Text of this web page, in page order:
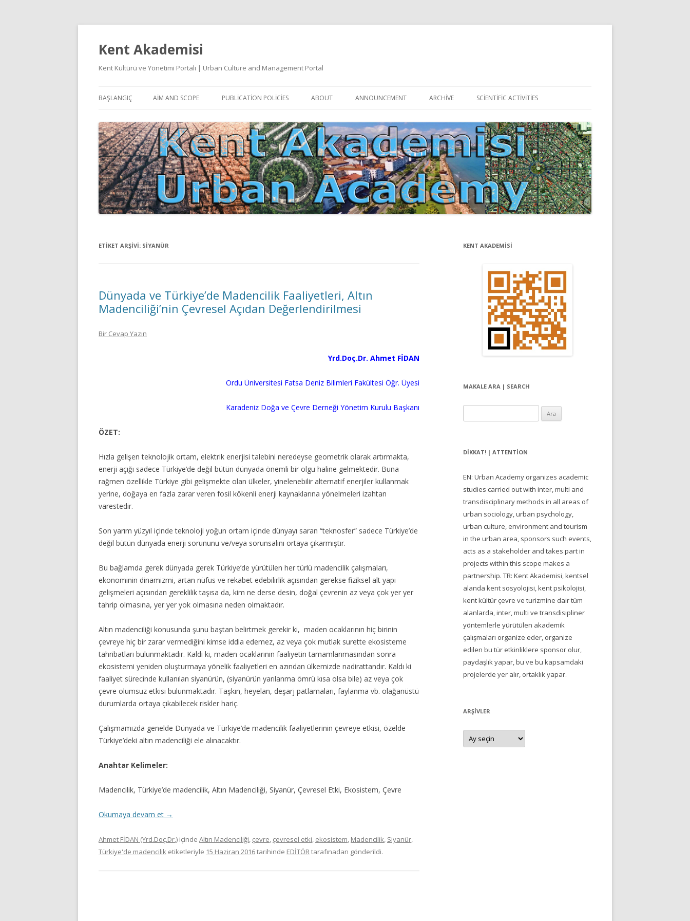
Kent Akademisi
Kent Kültürü ve Yönetimi Portalı | Urban Culture and Management Portal
atla
BAŞLANGIÇ AIM AND SCOPE PUBLICATION POLICIES
DOCUMENTATION
YAZIM KURALLARI
SÜREÇ REHBERI | PROCESS GUIDE
ETIK İLKELER | ETHICAL RULES
ABOUT
EDITORIAL BOARD
ETIK KURUL | ETHICAL BOARDS
İNDEKSLER
JOURNAL HISTORY | DERGI
TARIHÇESI
E-POSTA OKUMA | USER MAIL
REKLAM TARIFESI |
ANNOUNCEMENT ARCHIVE SCIENTIFIC ACTIVITIES
ETIKET ARŞIVI: SIYANÜR
Dünyada ve Türkiye’de Madencilik Faaliyetleri, Altın
Madenciliği’nin Çevresel Açıdan Değerlendirilmesi
Bir Cevap Yazın
Yrd.Doç.Dr. Ahmet FİDAN
Ordu Üniversitesi Fatsa Deniz Bilimleri Fakültesi Öğr. Üyesi
Karadeniz Doğa ve Çevre Derneği Yönetim Kurulu Başkanı
ÖZET:
Hızla gelişen teknolojik ortam, elektrik enerjisi talebini neredeyse geometrik olarak artırmakta,
enerji açığı sadece Türkiye’de değil bütün dünyada önemli bir olgu haline gelmektedir. Buna
rağmen özellikle Türkiye gibi gelişmekte olan ülkeler, yinelenebilir alternatif enerjiler kullanmak
yerine, doğaya en fazla zarar veren fosil kökenli enerji kaynaklarına yönelmeleri izahtan
varestedir.
Son yarım yüzyıl içinde teknoloji yoğun ortam içinde dünyayı saran “teknosfer” sadece Türkiye’de
değil bütün dünyada enerji sorununu ve/veya sorunsalını ortaya çıkarmıştır.
Bu bağlamda gerek dünyada gerek Türkiye’de yürütülen her türlü madencilik çalışmaları,
ekonominin dinamizmi, artan nüfus ve rekabet edebilirlik açısından gerekse fiziksel alt yapı
gelişmeleri açısından gereklilik taşısa da, kim ne derse desin, doğal çevrenin az veya çok yer yer
tahrip olmasına, yer yer yok olmasına neden olmaktadır.
Altın madenciliği konusunda şunu baştan belirtmek gerekir ki, maden ocaklarının hiç birinin
çevreye hiç bir zarar vermediğini kimse iddia edemez, az veya çok mutlak surette ekosisteme
tahribatları bulunmaktadır. Kaldı ki, maden ocaklarının faaliyetin tamamlanmasından sonra
ekosistemi yeniden oluşturmaya yönelik faaliyetleri en azından ülkemizde nadirattandır. Kaldı ki
faaliyet sürecinde kullanılan siyanürün, (siyanürün yarılanma ömrü kısa olsa bile) az veya çok
çevre olumsuz etkisi bulunmaktadır. Taşkın, heyelan, deşarj patlamaları, faylanma vb. olağanüstü
durumlarda ortaya çıkabilecek riskler hariç.
Çalışmamızda genelde Dünyada ve Türkiye’de madencilik faaliyetlerinin çevreye etkisi, özelde
Türkiye’deki altın madenciliği ele alınacaktır.
Anahtar Kelimeler:
Madencilik, Türkiye’de madencilik, Altın Madenciliği, Siyanür, Çevresel Etki, Ekosistem, Çevre
Okumaya devam et →
Ahmet FİDAN (Yrd.Doç.Dr.) içinde Altın Madenciliği, çevre, çevresel etki, ekosistem, Madencilik, Siyanür,
Türkiye'de madencilik etiketleriyle 15 Haziran 2016tarihinde EDİTÖRtarafınadan gönderildi.
KENT AKADEMİSİ
MAKALE ARA | SEARCH
DIKKAT! | ATTENTION
EN: Urban Academy organizes academic
studies carried out with inter, multi and
transdisciplinary methods in all areas of
urban sociology, urban psychology,
urban culture, environment and tourism
in the urban area, sponsors such events,
acts as a stakeholder and takes part in
projects within this scope makes a
partnership. TR: Kent Akademisi, kentsel
alanda kent sosyolojisi, kent psikolojisi,
kent kültür çevre ve turizmine dair tüm
alanlarda, inter, multi ve transdisipliner
yöntemlerle yürütülen akademik
çalışmaları organize eder, organize
edilen bu tür etkinliklere sponsor olur,
paydaşlık yapar, bu ve bu kapsamdaki
projelerde yer alır, ortaklık yapar.
ARŞIVLER
Arşivler